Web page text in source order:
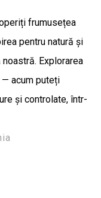
frumusețea
pentru natură și
Explorarea
acum puteți
și controlate, într-